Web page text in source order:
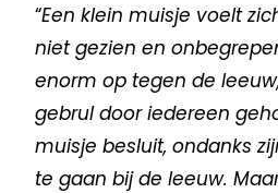
“Een klein muisje voelt
niet gezien en
enorm op tegen de
gebrul door iedereen
muisje besluit, ondanks
te gaan bij de leeuw.